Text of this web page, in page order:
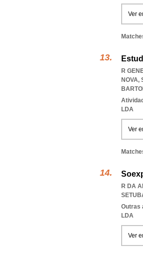
Ver
R
NOVA,
LDA
Ver
R DA
Outras
LDA
Ver